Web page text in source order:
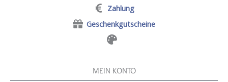
Zahlung
Geschenkgutscheine
MEIN KONTO